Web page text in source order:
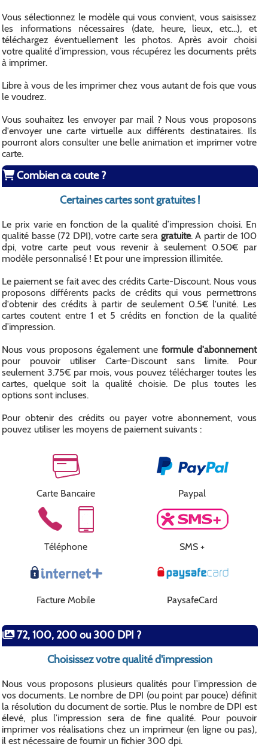
Vous sélectionnez le modèle qui vous convient, vous saisissez
les informations nécessaires (date, heure, lieux, etc...), et
téléchargez éventuellement les photos. Après avoir choisi
votre qualité d’impression, vous récupérez les documents prêts
à imprimer.
Libre à vous de les imprimer chez vous autant de fois que vous
le voudrez.
Vous souhaitez les envoyer par mail ? Nous vous proposons
d'envoyer une carte virtuelle aux différents destinataires. Ils
pourront alors consulter une belle animation et imprimer votre
carte.
Combien ca coute ?
Certaines cartes sont gratuites !
Le prix varie en fonction de la qualité d’impression choisi. En
qualité basse (72 DPI), votre carte sera gratuite. A partir de 100
dpi, votre carte peut vous revenir à seulement 0.50€ par
modèle personnalisé ! Et pour une impression illimitée.
Le paiement se fait avec des crédits Carte-Discount. Nous vous
proposons différents packs de crédits qui vous permettrons
d'obtenir des crédits à partir de seulement 0.5€ l'unité. Les
cartes coutent entre 1 et 5 crédits en fonction de la qualité
d’impression.
Nous vous proposons également uneformule d'abonnement
pour pouvoir utiliser Carte-Discount sans limite. Pour
seulement 3.75€ par mois, vous pouvez télécharger toutes les
cartes, quelque soit la qualité choisie. De plus toutes les
options sont incluses.
Pour obtenir des crédits ou payer votre abonnement, vous
pouvez utiliser les moyens de paiement suivants :
Carte Bancaire Paypal
Téléphone SMS +
Facture Mobile PaysafeCard
72, 100, 200 ou 300 DPI ?
Choisissez votre qualité d'impression
Nous vous proposons plusieurs qualités pour l’impression de
vos documents. Le nombre de DPI (ou point par pouce) définit
la résolution du document de sortie. Plus le nombre de DPI est
élevé, plus l’impression sera de fine qualité. Pour pouvoir
imprimer vos réalisations chez un imprimeur (en ligne ou pas),
il est nécessaire de fournir un fichier 300 dpi.